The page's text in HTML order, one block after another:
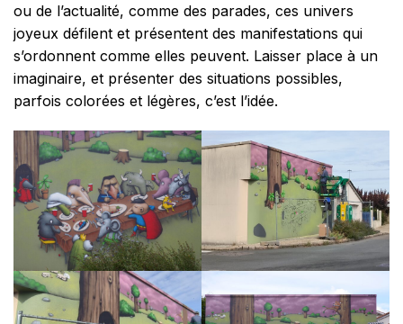
ou de l’actualité, comme des parades, ces univers
joyeux défilent et présentent des manifestations qui
s’ordonnent comme elles peuvent. Laisser place à un
imaginaire, et présenter des situations possibles,
parfois colorées et légères, c’est l’idée.